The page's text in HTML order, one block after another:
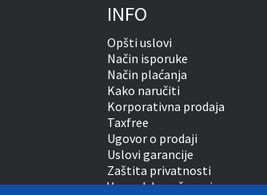
INFO
Opšti uslovi
Način isporuke
Način plaćanja
Kako naručiti
Korporativna prodaja
Taxfree
Ugovor o prodaji
Uslovi garancije
Zaštita privatnosti
Vansudsko rešavanje sporova